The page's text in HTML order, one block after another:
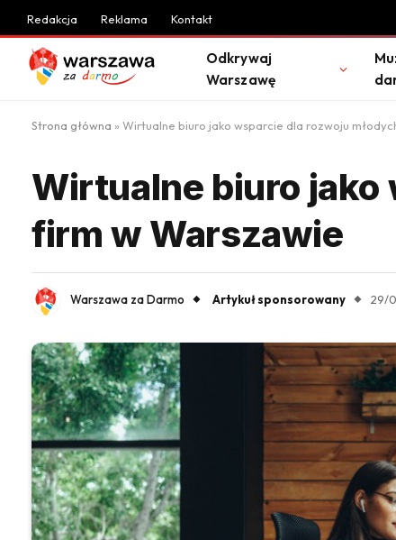
Redakcja Reklama Kontakt
Odkrywaj
Warszawę
Strona główna » Wirtualne biuro jako wsparcie dla rozwoju
Wirtualne biuro jako
firm w Warszawie
Warszawa za Darmo Artykuł sponsorowany 29/